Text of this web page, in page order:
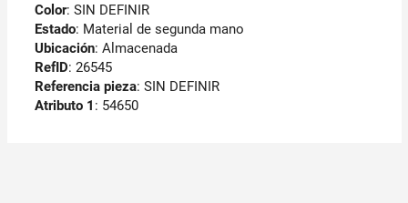
Color: SIN DEFINIR
Estado: Material de segunda mano
Ubicación: Almacenada
RefID: 26545
Referencia pieza: SIN DEFINIR
Atributo 1 : 54650